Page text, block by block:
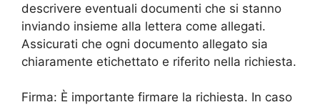
descrivere eventuali documenti che si stanno
inviando insieme alla lettera come allegati.
Assicurati che ogni documento allegato sia
chiaramente etichettato e riferito nella richiesta.
Firma: È importante firmare la richiesta. In caso